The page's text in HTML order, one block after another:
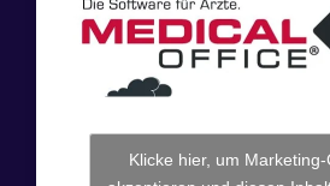
Klicke hier, um Marketing-
akzeptieren und diesen